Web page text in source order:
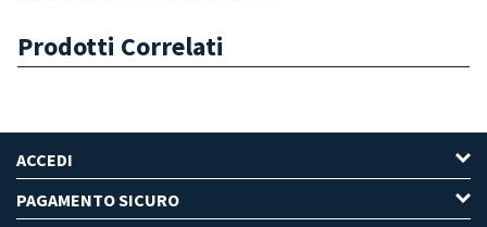
Prodotti Correlati
ACCEDI
PAGAMENTO SICURO